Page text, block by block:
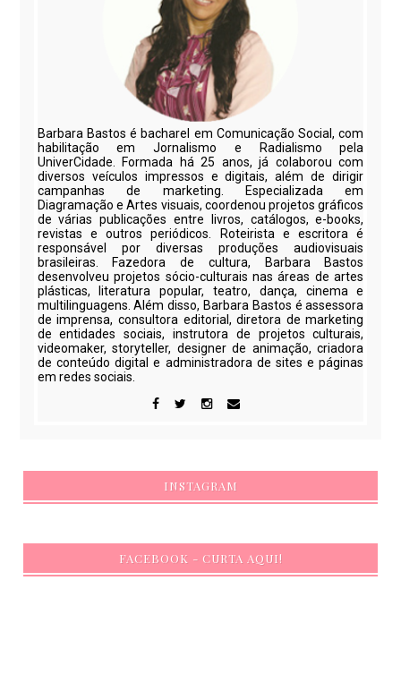
Barbara Bastos é bacharel em Comunicação Social, com
habilitação em Jornalismo e Radialismo pela
UniverCidade. Formada há 25 anos, já colaborou com
diversos veículos impressos e digitais, além de dirigir
campanhas de marketing. Especializada em
Diagramação e Artes visuais, coordenou projetos gráficos
de várias publicações entre livros, catálogos, e-books,
revistas e outros periódicos. Roteirista e escritora é
responsável por diversas produções audiovisuais
brasileiras. Fazedora de cultura, Barbara Bastos
desenvolveu projetos sócio-culturais nas áreas de artes
plásticas, literatura popular, teatro, dança, cinema e
multilinguagens. Além disso, Barbara Bastos é assessora
de imprensa, consultora editorial, diretora de marketing
de entidades sociais, instrutora de projetos culturais,
videomaker, storyteller, designer de animação, criadora
de conteúdo digital e administradora de sites e páginas
em redes sociais.
INSTAGRAM
FACEBOOK - CURTA AQUI!